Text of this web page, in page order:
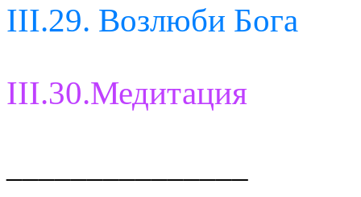
III.29. Возлюби Бога
III.30.Медитация